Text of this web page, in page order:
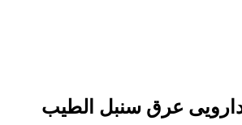
عرق سنبل الطیب